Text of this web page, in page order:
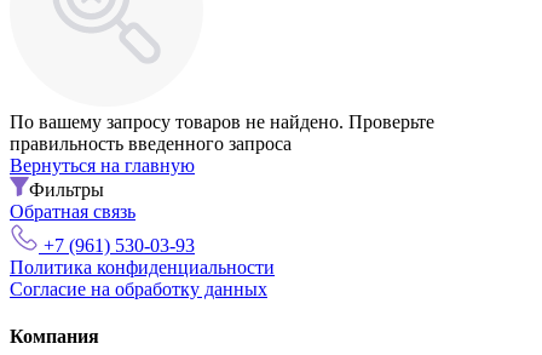
По вашему запросу товаров не найдено. Проверьте
правильность введенного запроса
Вернуться на главную
Фильтры
Обратная связь
+7 (961) 530-03-93
Политика конфиденциальности
Согласие на обработку данных
Компания